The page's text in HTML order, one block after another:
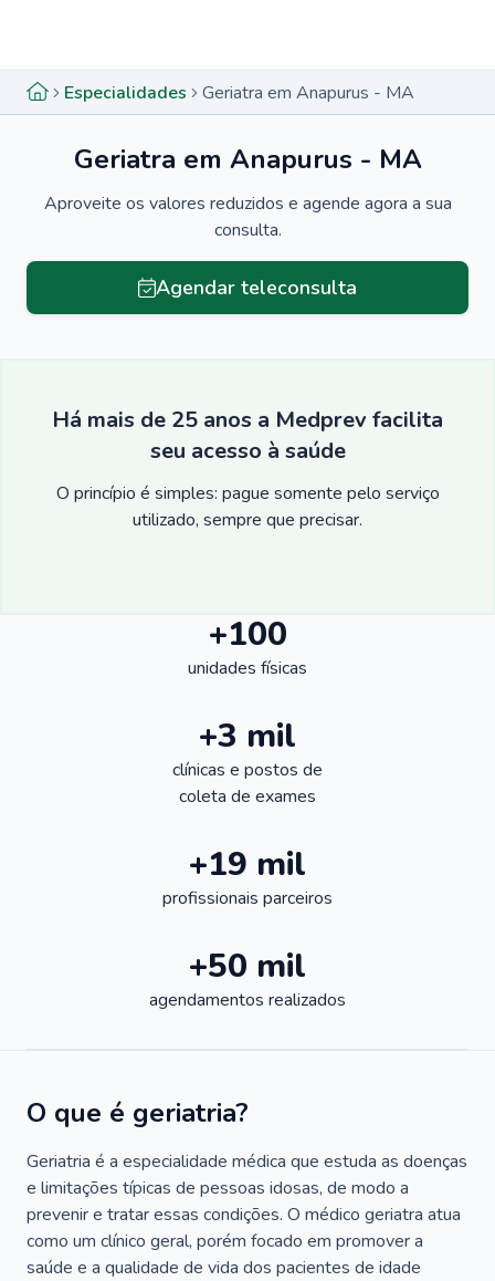
Especialidades Geriatra em Anapurus - MA
Geriatra em Anapurus - MA
Aproveite os valores reduzidos e agende agora a sua
consulta.
Agendar teleconsulta
Há mais de 25 anos a Medprev facilita
seu acesso à saúde
O princípio é simples: pague somente pelo serviço
utilizado, sempre que precisar.
+100
unidades físicas
+3 mil
clínicas e postos de
coleta de exames
+19 mil
profissionais parceiros
+50 mil
agendamentos realizados
O que é geriatria?
Geriatria é a especialidade médica que estuda as doenças
e limitações típicas de pessoas idosas, de modo a
prevenir e tratar essas condições. O médico geriatra atua
como um clínico geral, porém focado em promover a
saúde e a qualidade de vida dos pacientes de idade